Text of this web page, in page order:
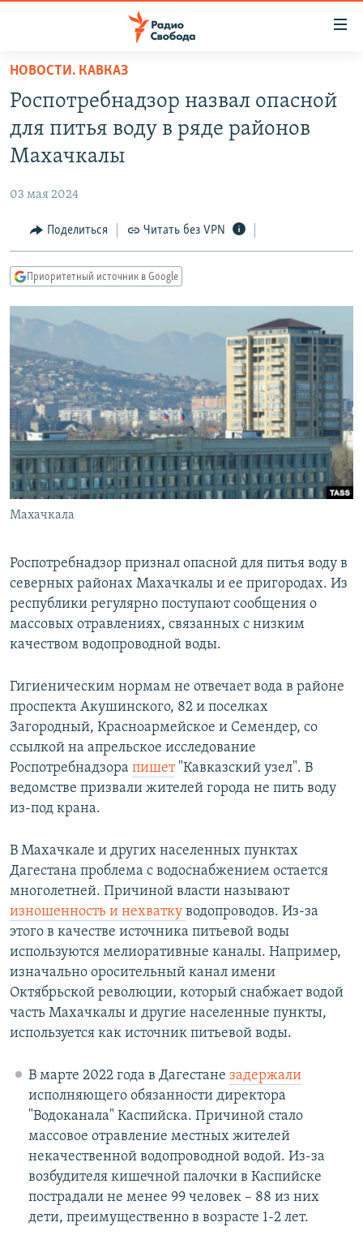
упрощенного
доступа
основному
Вернутся
Вернутся
поиску
ПОДКАСТЫ
АВТОРСКИЕ ПРОЕКТЫ
МНЕНИЯ
КУЛЬТУРА
КАВКАЗ.РЕАЛИИ
СЕВЕР.РЕАЛИИ
СИБИРЬ.РЕАЛИИ
РАСПИСАНИЕ ВЕЩАНИЯ
ПОДПИШИТЕСЬ НА РАССЫЛКУ
СОЦИАЛЬНЫЕ СЕТИ
Все сайты РСЕ/РС
НОВОСТИ. КАВКАЗ
Роспотребнадзор назвал опасной
для питья воду в ряде районов
Махачкалы
03 мая 2024
Поделиться Читать без VPN
Приоритетный источник в Google
Махачкала
Роспотребнадзор признал опасной для питья воду в
северных районах Махачкалы и ее пригородах. Из
республики регулярно поступают сообщения о
массовых отравлениях, связанных с низким
качеством водопроводной воды.
Гигиеническим нормам не отвечает вода в районе
проспекта Акушинского, 82 и поселках
Загородный, Красноармейское и Семендер, со
ссылкой на апрельское исследование
Роспотребнадзора пишет"Кавказский узел". В
ведомстве призвали жителей города не пить воду
из-под крана.
В Махачкале и других населенных пунктах
Дагестана проблема с водоснабжением остается
многолетней. Причиной власти называют
изношенность и нехватку водопроводов. Из-за
этого в качестве источника питьевой воды
используются мелиоративные каналы. Например,
изначально оросительный канал имени
Октябрьской революции, который снабжает водой
часть Махачкалы и другие населенные пункты,
используется как источник питьевой воды.
В марте 2022 года в Дагестане задержали
исполняющего обязанности директора
"Водоканала" Каспийска. Причиной стало
массовое отравление местных жителей
некачественной водопроводной водой. Из-за
возбудителя кишечной палочки в Каспийске
пострадали не менее 99 человек – 88 из них
дети, преимущественно в возрасте 1-2 лет.